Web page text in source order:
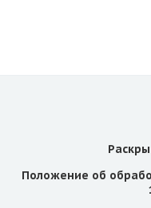
Положение об